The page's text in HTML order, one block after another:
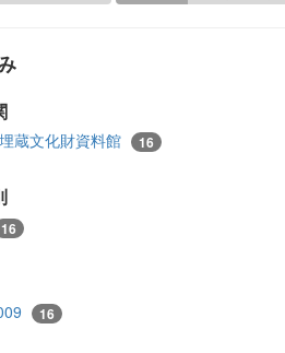
蔵文化財資料館 16
16
16